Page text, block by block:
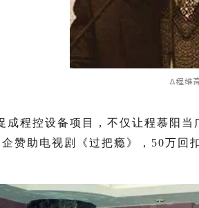
成程控设备项目，不仅让程慕阳
赞助电视剧《过把瘾》，50万回